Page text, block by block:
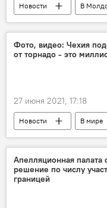
Новости В
соглашение об
Майя Санду
Фото, видео: Чехия
от торнадо - это
27 июня 2021, 17:18
Новости В мире
Торнадо
Чехия
Апелляционная палата
решение по числу
границей